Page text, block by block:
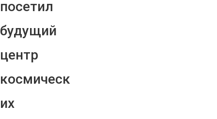
посетил
будущий
центр
космическ
их